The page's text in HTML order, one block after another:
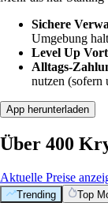
Sichere
Umgebung
Level Up
Alltags-
nutzen (sofern
App herunterladen
Über 400
Aktuelle Preise
Trending Top